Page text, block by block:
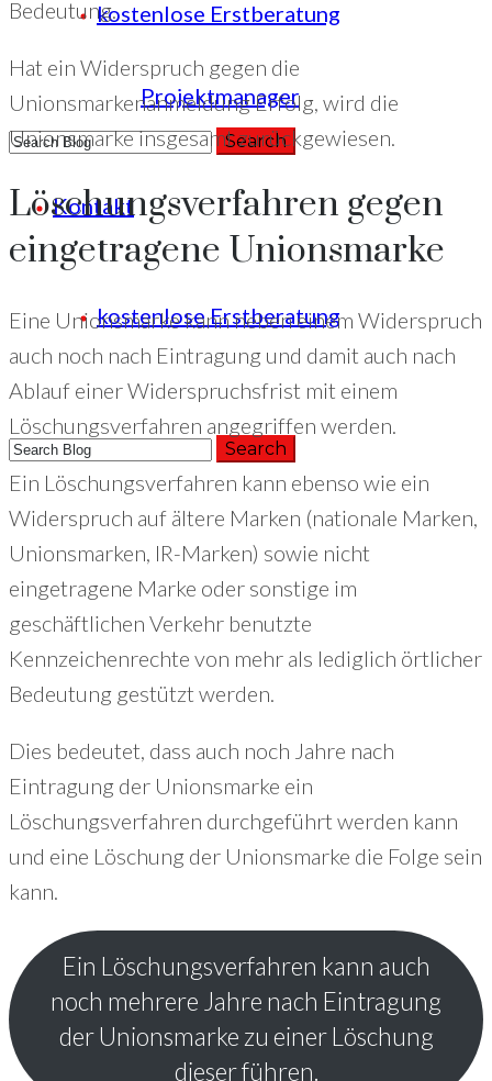
Projektmanager
Kontakt
kostenlose Erstberatung
+49 (221) 29780954
kostenlose Erstberatung
+49 (221) 29780954
Bedeutung.
Hat ein Widerspruch gegen die
Unionsmarkenanmeldung Erfolg, wird die
Unionsmarke insgesamt zurückgewiesen.
Löschungsverfahren gegen
eingetragene Unionsmarke
Eine Unionsmarke kann neben einem Widerspruch
auch noch nach Eintragung und damit auch nach
Ablauf einer Widerspruchsfrist mit einem
Löschungsverfahren angegriffen werden.
Ein Löschungsverfahren kann ebenso wie ein
Widerspruch auf ältere Marken (nationale Marken,
Unionsmarken, IR-Marken) sowie nicht
eingetragene Marke oder sonstige im
geschäftlichen Verkehr benutzte
Kennzeichenrechte von mehr als lediglich örtlicher
Bedeutung gestützt werden.
Dies bedeutet, dass auch noch Jahre nach
Eintragung der Unionsmarke ein
Löschungsverfahren durchgeführt werden kann
und eine Löschung der Unionsmarke die Folge sein
kann.
Ein Löschungsverfahren kann auch
noch mehrere Jahre nach Eintragung
der Unionsmarke zu einer Löschung
dieser führen.